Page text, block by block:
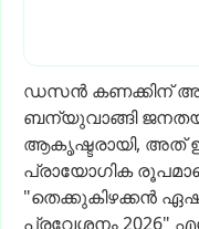
ഡസൻ കണക്കിന്
ബന്യുവാങ്ങി
ആകൃഷ്ടരായി, അത്
പ്രായോഗിക
"തെക്കുകിഴക്കൻ
പ്രവേശനം 2026"